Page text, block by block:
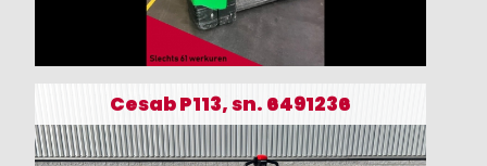
Cesab P113, sn. 6491236